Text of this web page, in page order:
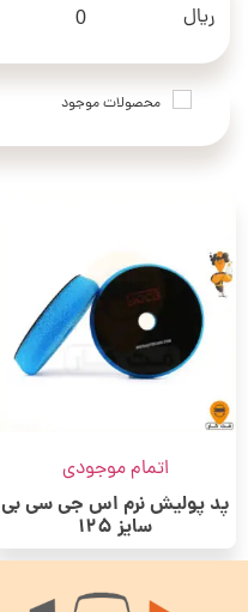
ریال
محصولات موجود
اتمام موجودی
پد پولیش نرم اس جی سی بی
سایز 125